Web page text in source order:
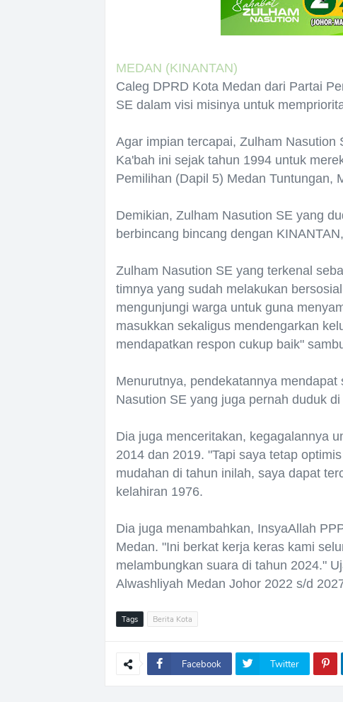
MEDAN (KINANTAN)
Caleg DPRD Kota Medan dari Partai
SE dalam visi misinya untuk
Agar impian tercapai, Zulham
Ka'bah ini sejak tahun 1994 untuk
Pemilihan (Dapil 5) Medan Tuntungan,
Demikian, Zulham Nasution SE yang
berbincang bincang dengan
Zulham Nasution SE yang terkenal
timnya yang sudah melakukan
mengunjungi warga untuk guna
masukkan sekaligus mendengarkan
mendapatkan respon cukup baik"
Menurutnya, pendekatannya
Nasution SE yang juga pernah duduk di
Dia juga menceritakan, kegagalannya
2014 dan 2019. "Tapi saya tetap
mudahan di tahun inilah, saya dapat
kelahiran 1976.
Dia juga menambahkan, InsyaAllah
Medan. "Ini berkat kerja keras kami
melambungkan suara di tahun 2024."
Alwashliyah Medan Johor 2022 s/d
Tags Berita Kota
Facebook Twitter